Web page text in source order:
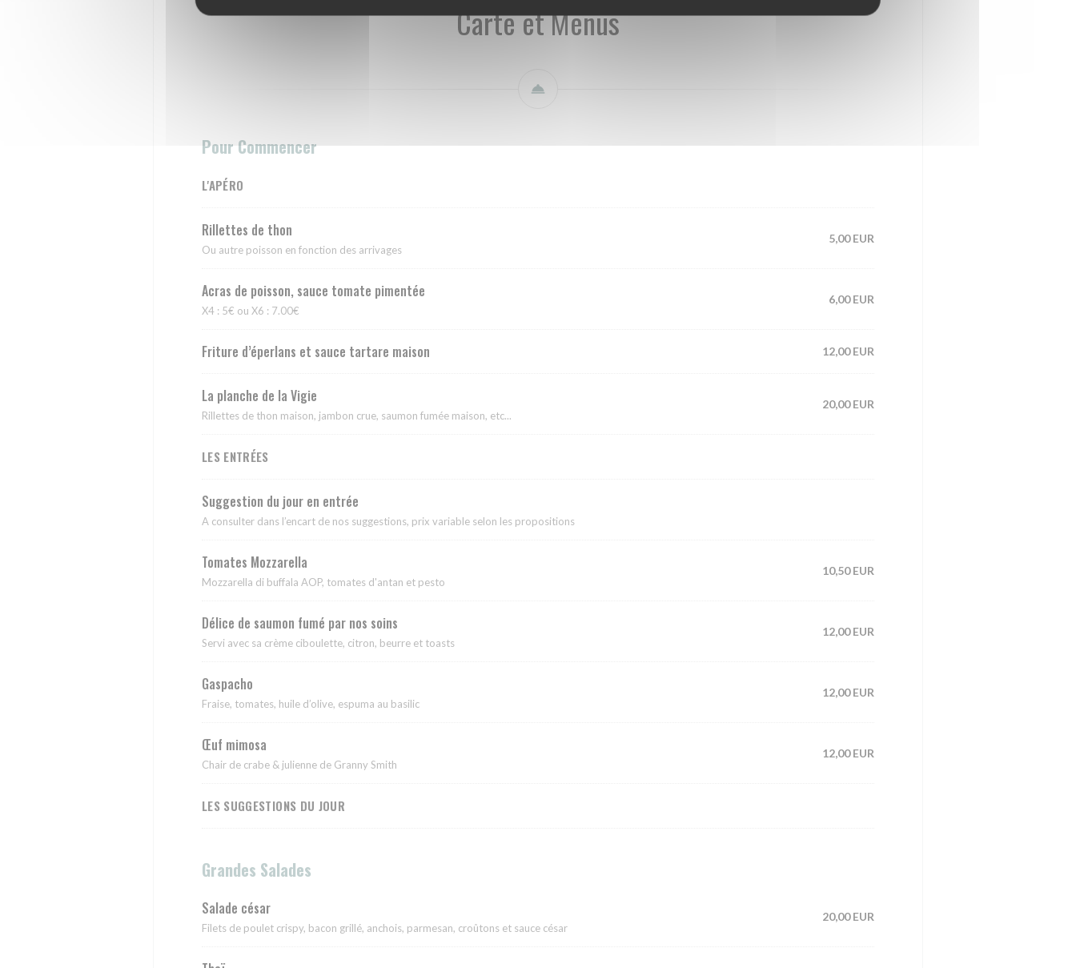
Carte et Menus
Pour Commencer
L'APÉRO
Rillettes de thon
Ou autre poisson en fonction des arrivages
5,00 EUR
Acras de poisson, sauce tomate pimentée
X4 : 5€ ou X6 : 7.00€
6,00 EUR
Friture d’éperlans et sauce tartare maison 12,00 EUR
La planche de la Vigie
Rillettes de thon maison, jambon crue, saumon fumée maison, etc...
20,00 EUR
LES ENTRÉES
Suggestion du jour en entrée
A consulter dans l’encart de nos suggestions, prix variable selon les propositions
Tomates Mozzarella
Mozzarella di buffala AOP, tomates d'antan et pesto
10,50 EUR
Délice de saumon fumé par nos soins
Servi avec sa crème ciboulette, citron, beurre et toasts
12,00 EUR
Gaspacho
Fraise, tomates, huile d’olive, espuma au basilic
12,00 EUR
Œuf mimosa
Chair de crabe & julienne de Granny Smith
12,00 EUR
LES SUGGESTIONS DU JOUR
Grandes Salades
Salade césar
Filets de poulet crispy, bacon grillé, anchois, parmesan, croûtons et sauce césar
20,00 EUR